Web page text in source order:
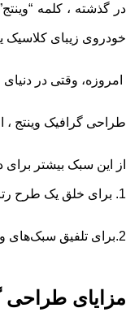
در گذشته ، کلمه
خودروی زیبای کلاسیک
امروزه، وقتی در
طراحی گرافیک وینتج
از این سبک بیشتر
1. برای خلق یک طرح رترو(قدیمی) به گونه ‌ای که واقعاً یاد آور یک دهه یا دوران خاص باشد.
2.برای تلفیق سبک‌های وینتج در یک ظاهر معاصر که دوران مدرن و کلاسیک را تلفیق کند.
مزایای طراحی